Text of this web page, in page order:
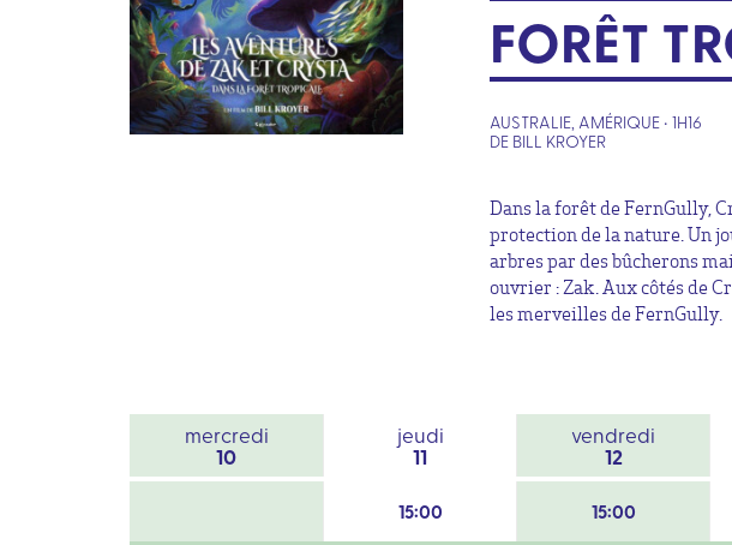
FORÊT
AUSTRALIE, AMÉRIQUE • 1H16
DE BILL KROYER
Dans la forêt de FernGully,
protection de la nature. Un
arbres par des bûcherons
ouvrier : Zak. Aux côtés de
les merveilles de FernGully.
mercredi
10
jeudi
11
vendredi
12
15:00 15:00